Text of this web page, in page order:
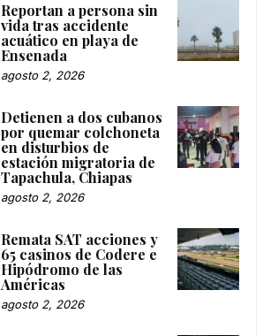
Reportan a persona sin
vida tras accidente
acuático en playa de
Ensenada
agosto 2, 2026
Detienen a dos cubanos
por quemar colchoneta
en disturbios de
estación migratoria de
Tapachula, Chiapas
agosto 2, 2026
Remata SAT acciones y
65 casinos de Codere e
Hipódromo de las
Américas
agosto 2, 2026